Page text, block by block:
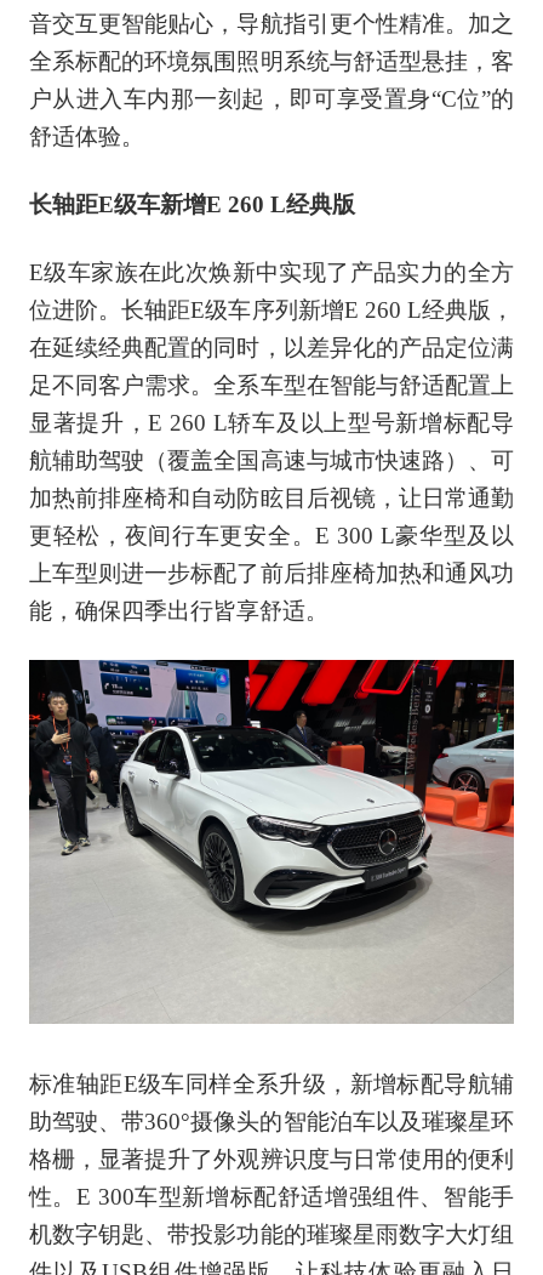
音交互更智能贴心，导航指引更个性精准。加之
全系标配的环境氛围照明系统与舒适型悬挂，客
户从进入车内那一刻起，即可享受置身“C位”的
舒适体验。
长轴距E级车新增E 260 L经典版
E级车家族在此次焕新中实现了产品实力的全方
位进阶。长轴距E级车序列新增E 260 L经典版，
在延续经典配置的同时，以差异化的产品定位满
足不同客户需求。全系车型在智能与舒适配置上
显著提升，E 260 L轿车及以上型号新增标配导
航辅助驾驶（覆盖全国高速与城市快速路）、可
加热前排座椅和自动防眩目后视镜，让日常通勤
更轻松，夜间行车更安全。E 300 L豪华型及以
上车型则进一步标配了前后排座椅加热和通风功
能，确保四季出行皆享舒适。
标准轴距E级车同样全系升级，新增标配导航辅
助驾驶、带360°摄像头的智能泊车以及璀璨星环
格栅，显著提升了外观辨识度与日常使用的便利
性。E 300车型新增标配舒适增强组件、智能手
机数字钥匙、带投影功能的璀璨星雨数字大灯组